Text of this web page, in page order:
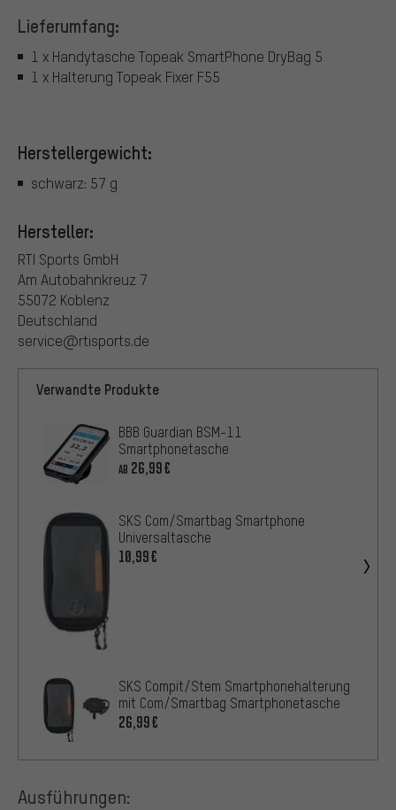
Lieferumfang:
1 x Handytasche Topeak SmartPhone DryBag 5
1 x Halterung Topeak Fixer F55
Herstellergewicht:
schwarz: 57 g
Hersteller:
RTI Sports GmbH
Am Autobahnkreuz 7
55072 Koblenz
Deutschland
service@rtisports.de
Verwandte Produkte
BBB Guardian BSM-11
Smartphonetasche
AB 26,99€
SKS Com/Smartbag Smartphone
Universaltasche
10,99€
SKS Compit/Stem Smartphonehalterung
mit Com/Smartbag Smartphonetasche
26,99€
Ausführungen: